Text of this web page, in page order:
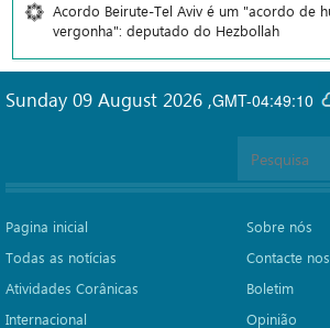
Acordo Beirute-Tel Aviv é um "acordo de
vergonha": deputado do Hezbollah
GMT-04:49:10
Sunday 09 August 2026 ,
Pagina inicial
Todas as notícias
Atividades Corânicas
Internacional
Sobre nós
Contacte nos
Boletim
Opinião